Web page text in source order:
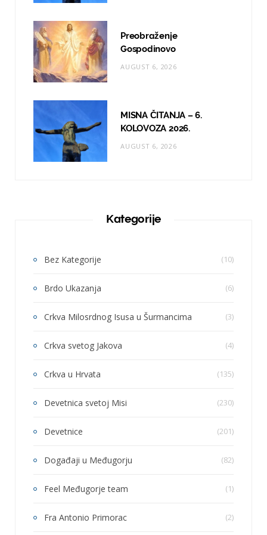
Preobraženje
Gospodinovo
AUGUST 6, 2026
MISNA ČITANJA – 6.
KOLOVOZA 2026.
AUGUST 6, 2026
Kategorije
Bez Kategorije (10)
Brdo Ukazanja (6)
Crkva Milosrdnog Isusa u Šurmancima (3)
Crkva svetog Jakova (4)
Crkva u Hrvata (135)
Devetnica svetoj Misi (230)
Devetnice (201)
Događaji u Međugorju (82)
Feel Međugorje team (1)
Fra Antonio Primorac (2)